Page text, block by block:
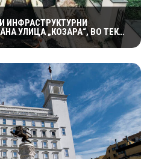
ИНФРАСТРУКТУРНИ
УЛИЦА „КОЗАРА“, ВО ТЕК
ДОМ